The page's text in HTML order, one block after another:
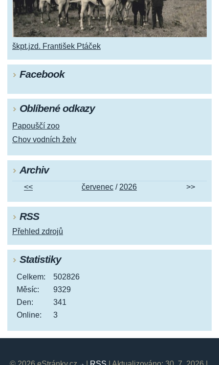
škpt.jzd. František Ptáček
Facebook
Oblíbené odkazy
Papouščí zoo
Chov vodních želv
Archiv
<< červenec / 2026 >>
RSS
Přehled zdrojů
Statistiky
Online: 3
Celkem:
502826
Měsíc:
9329
Den:
341